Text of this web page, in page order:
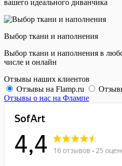
вашего идеального диванчика
Выбор ткани и наполнения
Выбор ткани и наполнения в
числе и онлайн
Отзывы наших клиентов
Отзывы на Flamp.ru
Отзывы о нас на Флампе